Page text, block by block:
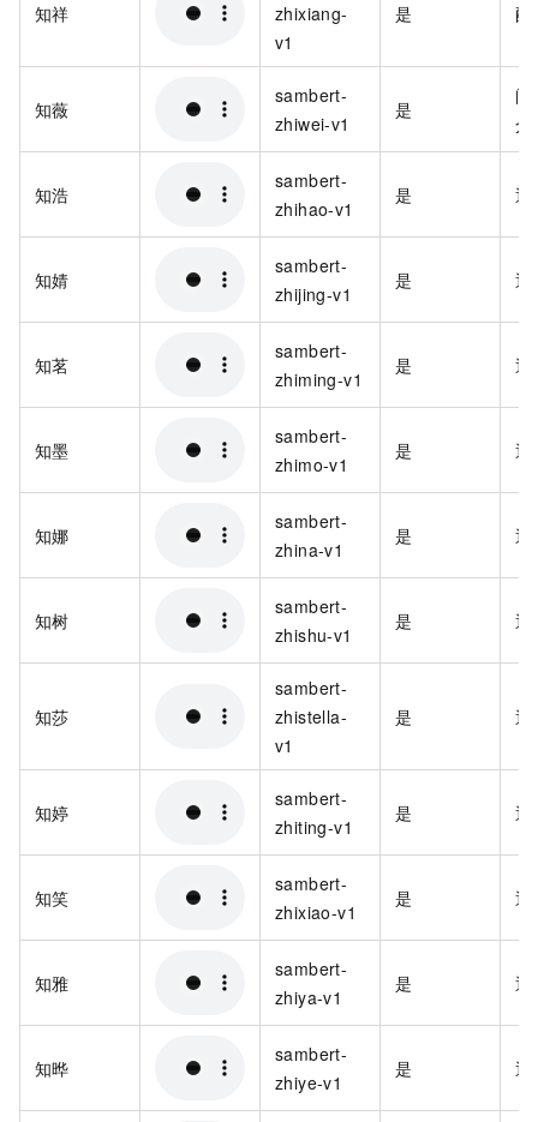
知祥
zhixiang-
v1
是 配
知薇
sambert-
zhiwei-v1
是
阅
介
知浩
sambert-
zhihao-v1
是 通
知婧
sambert-
zhijing-v1
是 通
知茗
sambert-
zhiming-v1
是 通
知墨
sambert-
zhimo-v1
是 通
知娜
sambert-
zhina-v1
是 通
知树
sambert-
zhishu-v1
是 通
知莎
sambert-
zhistella-
v1
是 通
知婷
sambert-
zhiting-v1
是 通
知笑
sambert-
zhixiao-v1
是 通
知雅
sambert-
zhiya-v1
是 通
知晔
sambert-
zhiye-v1
是 通